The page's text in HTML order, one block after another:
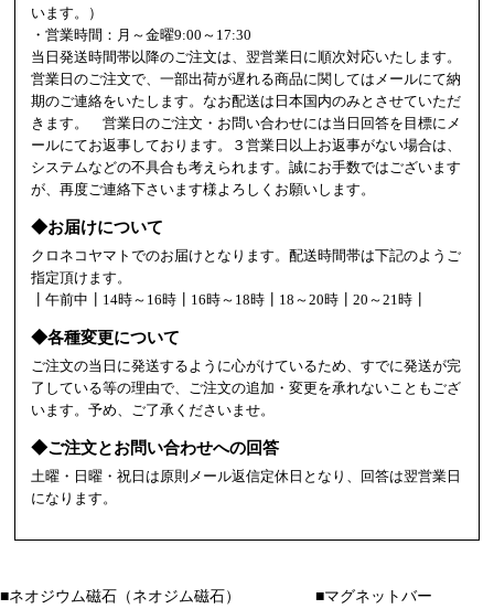
います。）
・営業時間：月～金曜9:00～17:30
当日発送時間帯以降のご注文は、翌営業日に順次対応いたします。
営業日のご注文で、一部出荷が遅れる商品に関してはメールにて納
期のご連絡をいたします。なお配送は日本国内のみとさせていただ
きます。 営業日のご注文・お問い合わせには当日回答を目標にメ
ールにてお返事しております。３営業日以上お返事がない場合は、
システムなどの不具合も考えられます。誠にお手数ではございます
が、再度ご連絡下さいます様よろしくお願いします。
◆お届けについて
クロネコヤマトでのお届けとなります。配送時間帯は下記のようご
指定頂けます。
┃午前中┃14時～16時┃16時～18時┃18～20時┃20～21時┃
◆各種変更について
ご注文の当日に発送するように心がけているため、すでに発送が完
了している等の理由で、ご注文の追加・変更を承れないこともござ
います。予め、ご了承くださいませ。
◆ご注文とお問い合わせへの回答
土曜・日曜・祝日は原則メール返信定休日となり、回答は翌営業日
になります。
■ネオジウム磁石（ネオジム磁石） ■マグネットバー